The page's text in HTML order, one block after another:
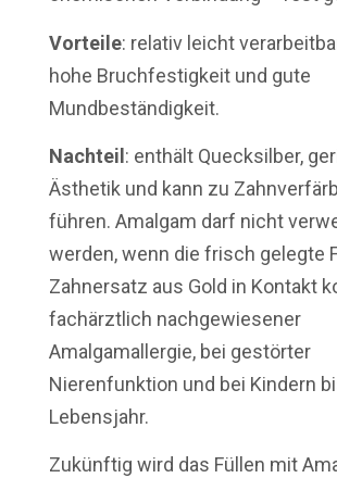
Vorteile: relativ leicht
hohe Bruchfestigkeit und gute
Mundbeständigkeit.
Nachteil : enthält Quecksilber,
Ästhetik und kann zu
führen. Amalgam darf nicht
werden, wenn die frisch gelegte
Zahnersatz aus Gold in Kontakt
fachärztlich nachgewiesener
Amalgamallergie, bei gestörter
Nierenfunktion und bei Kindern
Lebensjahr.
Zukünftig wird das Füllen mit